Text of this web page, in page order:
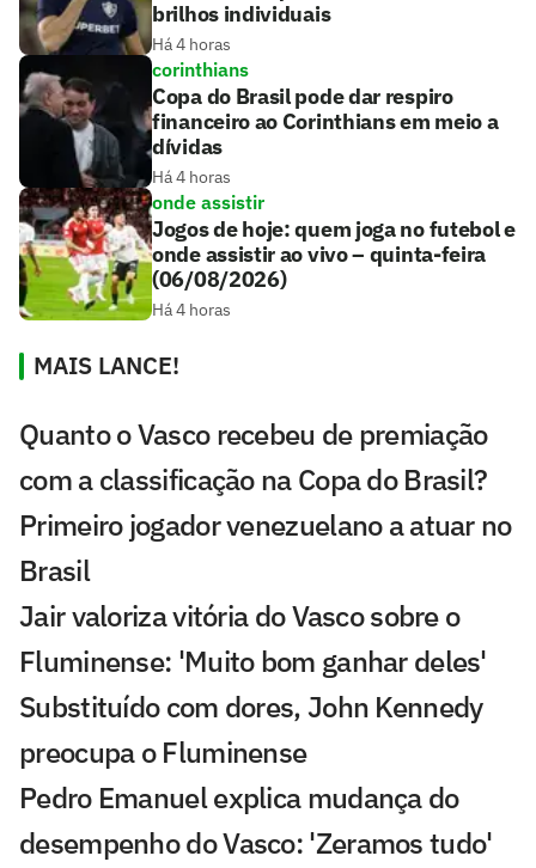
brilhos individuais
Há 4 horas
corinthians
Copa do Brasil pode dar respiro
financeiro ao Corinthians em meio a
dívidas
Há 4 horas
onde assistir
Jogos de hoje: quem joga no futebol e
onde assistir ao vivo – quinta-feira
(06/08/2026)
Há 4 horas
MAIS LANCE!
Quanto o Vasco recebeu de premiação
com a classificação na Copa do Brasil?
Primeiro jogador venezuelano a atuar no
Brasil
Jair valoriza vitória do Vasco sobre o
Fluminense: 'Muito bom ganhar deles'
Substituído com dores, John Kennedy
preocupa o Fluminense
Pedro Emanuel explica mudança do
desempenho do Vasco: 'Zeramos tudo'